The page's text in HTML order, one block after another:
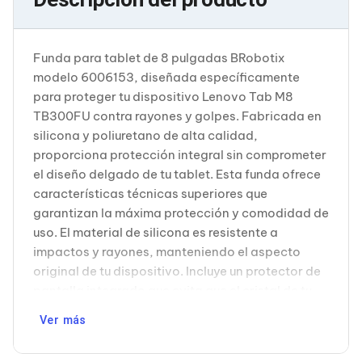
Cableado Estructurado para Servidores
Enfriamiento para Servidores
Soportes y Paneles
Sistemas Operativos para Servidores
Servidores
Soportes de Datos
Ultrium
Discos Duros / SSD / NAS
Accesorios para Discos Duros
Gabinetes de Discos Duros
Discos Duros Externos
Discos Duros para NAS
Discos Duros para Videovigilancia
Discos Duros para Servidores
Accesorios para SSD
Gabinetes para SSD
Discos Duros Internos para PC
Discos Duros Internos para Laptop
Monitores
Funda para tablet de 8 pulgadas BRobotix
modelo 6006153, diseñada específicamente
para proteger tu dispositivo Lenovo Tab M8
TB300FU contra rayones y golpes. Fabricada en
silicona y poliuretano de alta calidad,
proporciona protección integral sin comprometer
el diseño delgado de tu tablet. Esta funda ofrece
características técnicas superiores que
garantizan la máxima protección y comodidad de
uso. El material de silicona es resistente a
impactos y rayones, manteniendo el aspecto
original de tu dispositivo. Incluye un protector de
externas. El tirante ajustable para hombro
Ver más